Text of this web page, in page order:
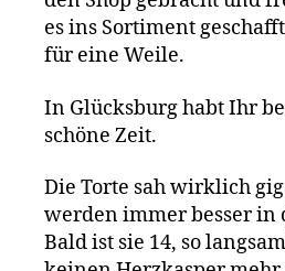
es ins Sortiment
für eine Weile.
In Glücksburg habt Ihr
schöne Zeit.
Die Torte sah wirklich
werden immer besser in
Bald ist sie 14, so